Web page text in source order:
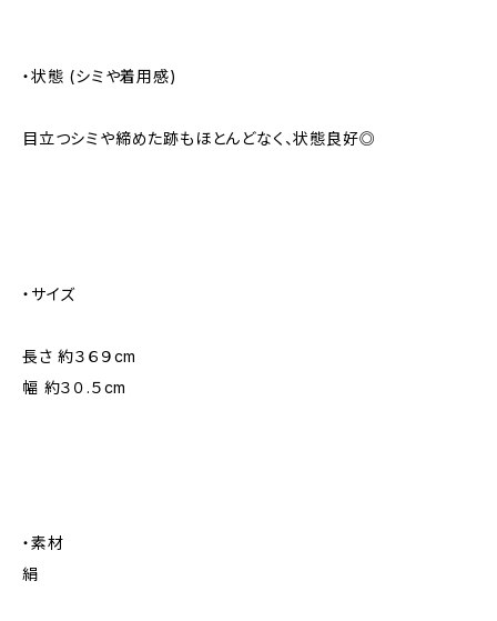
・状態 (シミや着用感)
目立つシミや締めた跡もほとんどなく、状態良好◎
・サイズ
長さ 約３６９cm
幅 約３０.５cm
・素材
絹